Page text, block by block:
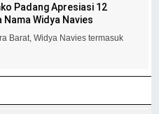
Padang Apresiasi 12
Widya Navies
Barat, Widya Navies termasuk